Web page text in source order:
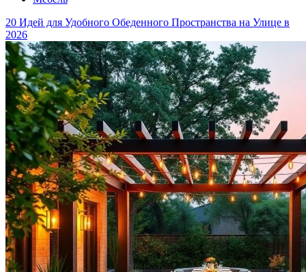
20 Идей для Удобного Обеденного Пространства на Улице в
2026